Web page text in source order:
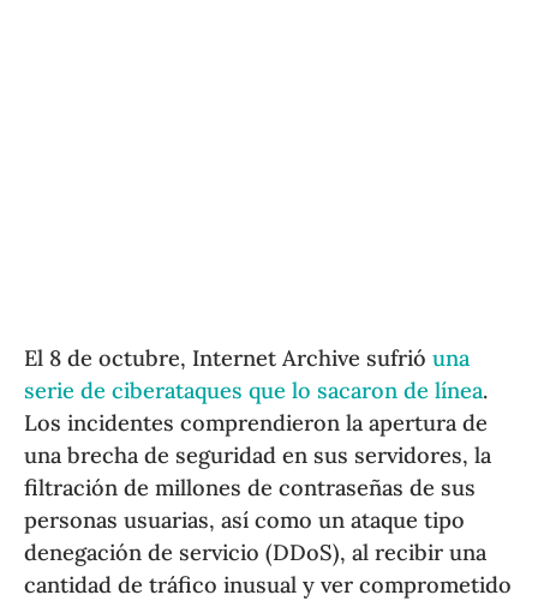
El 8 de octubre, Internet Archive sufrióuna
serie de ciberataques que lo sacaron de línea.
Los incidentes comprendieron la apertura de
una brecha de seguridad en sus servidores, la
filtración de millones de contraseñas de sus
personas usuarias, así como un ataque tipo
denegación de servicio (DDoS), al recibir una
cantidad de tráfico inusual y ver comprometido